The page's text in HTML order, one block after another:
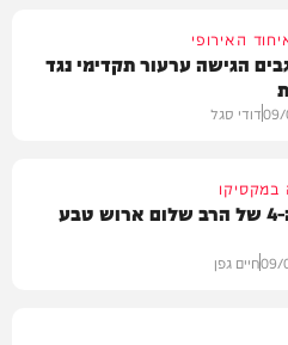
האירופי
הגישה ערעור תקדימי נגד
דודי סגל
במקסיקו
נכדו בן ה-4 של הרב שלום ארוש טבע
09/חיים גפן